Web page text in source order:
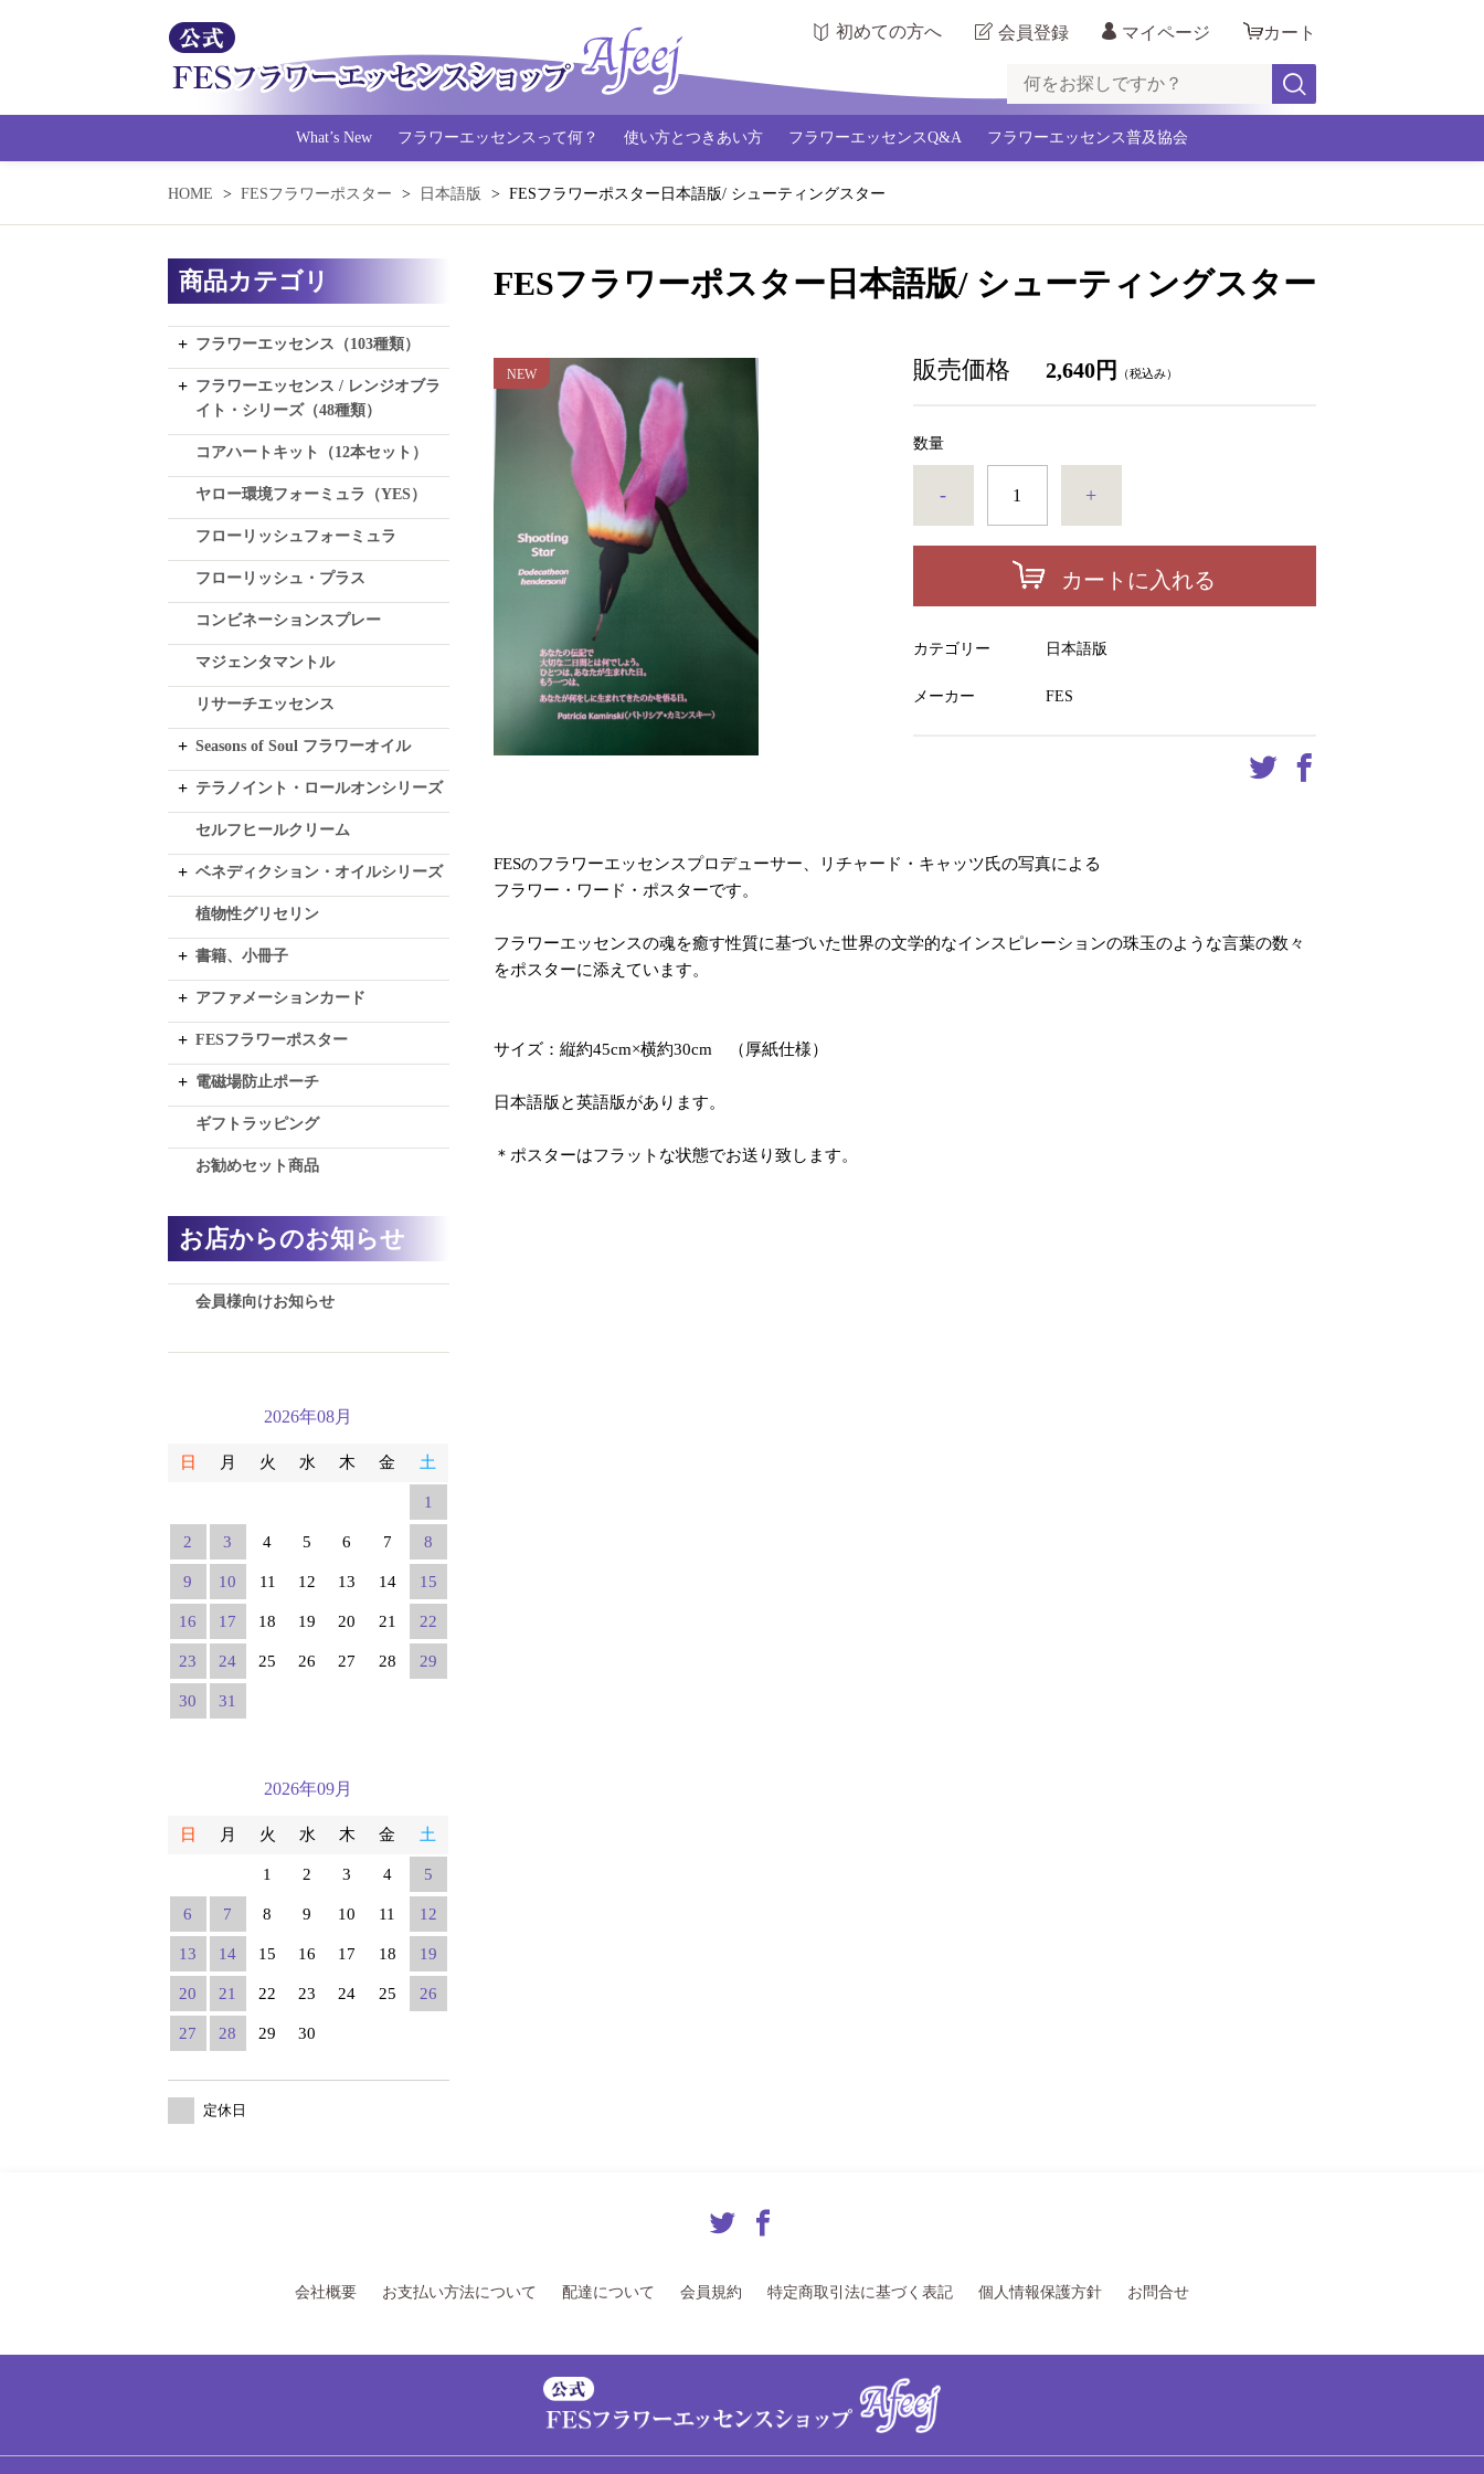
初めての方へ 会員登録 マイページ カート
What’s New フラワーエッセンスって何？ 使い方とつきあい方 フラワーエッセンスQ&A フラワーエッセンス普及協会
HOME FESフラワーポスター 日本語版 FESフラワーポスター日本語版/ シューティングスター
FESフラワーポスター日本語版/ シューティングスター
販売価格 2,640円 （税込み）
数量
- +
カートに入れる
カテゴリー 日本語版
メーカー FES
FESのフラワーエッセンスプロデューサー、リチャード・キャッツ氏の写真による
フラワー・ワード・ポスターです。
フラワーエッセンスの魂を癒す性質に基づいた世界の文学的なインスピレーションの珠玉のような言葉の数々
をポスターに添えています。
サイズ：縦約45cm×横約30cm （厚紙仕様）
日本語版と英語版があります。
＊ポスターはフラットな状態でお送り致します。
商品カテゴリ
フラワーエッセンス（103種類）
フラワーエッセンス / レンジオブラ
イト・シリーズ（48種類）
コアハートキット（12本セット）
ヤロー環境フォーミュラ（YES）
フローリッシュフォーミュラ
フローリッシュ・プラス
コンビネーションスプレー
マジェンタマントル
リサーチエッセンス
Seasons of Soul フラワーオイル
テラノイント・ロールオンシリーズ
セルフヒールクリーム
ベネディクション・オイルシリーズ
植物性グリセリン
書籍、小冊子
アファメーションカード
FESフラワーポスター
電磁場防止ポーチ
ギフトラッピング
お勧めセット商品
お店からのお知らせ
会員様向けお知らせ
2026年08月
日 月 火 水 木 金 土
1
2 3 4 5 6 7 8
9 10 11 12 13 14 15
16 17 18 19 20 21 22
23 24 25 26 27 28 29
30 31
2026年09月
日 月 火 水 木 金 土
1 2 3 4 5
6 7 8 9 10 11 12
13 14 15 16 17 18 19
20 21 22 23 24 25 26
27 28 29 30
定休日
会社概要 お支払い方法について 配達について 会員規約 特定商取引法に基づく表記 個人情報保護方針 お問合せ